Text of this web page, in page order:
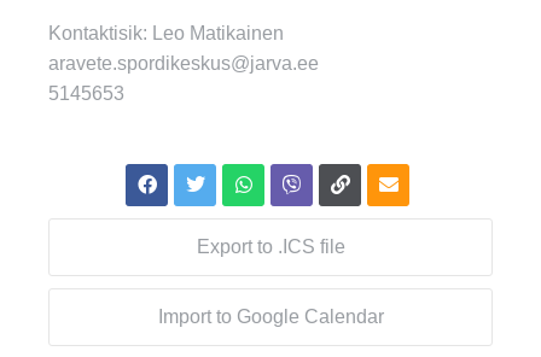
Kontaktisik: Leo Matikainen
aravete.spordikeskus@jarva.ee
5145653
Export to .ICS file
Import to Google Calendar